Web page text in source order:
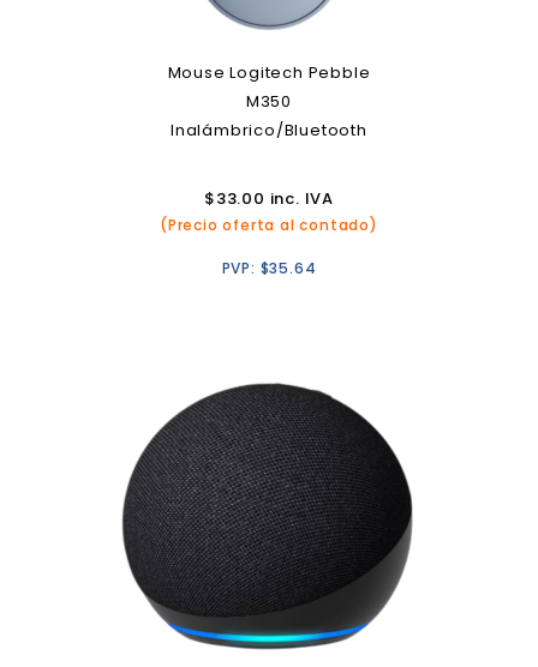
Mouse Logitech Pebble
M350
Inalámbrico/Bluetooth
$33.00 inc. IVA
(Precio oferta al contado)
PVP: $35.64